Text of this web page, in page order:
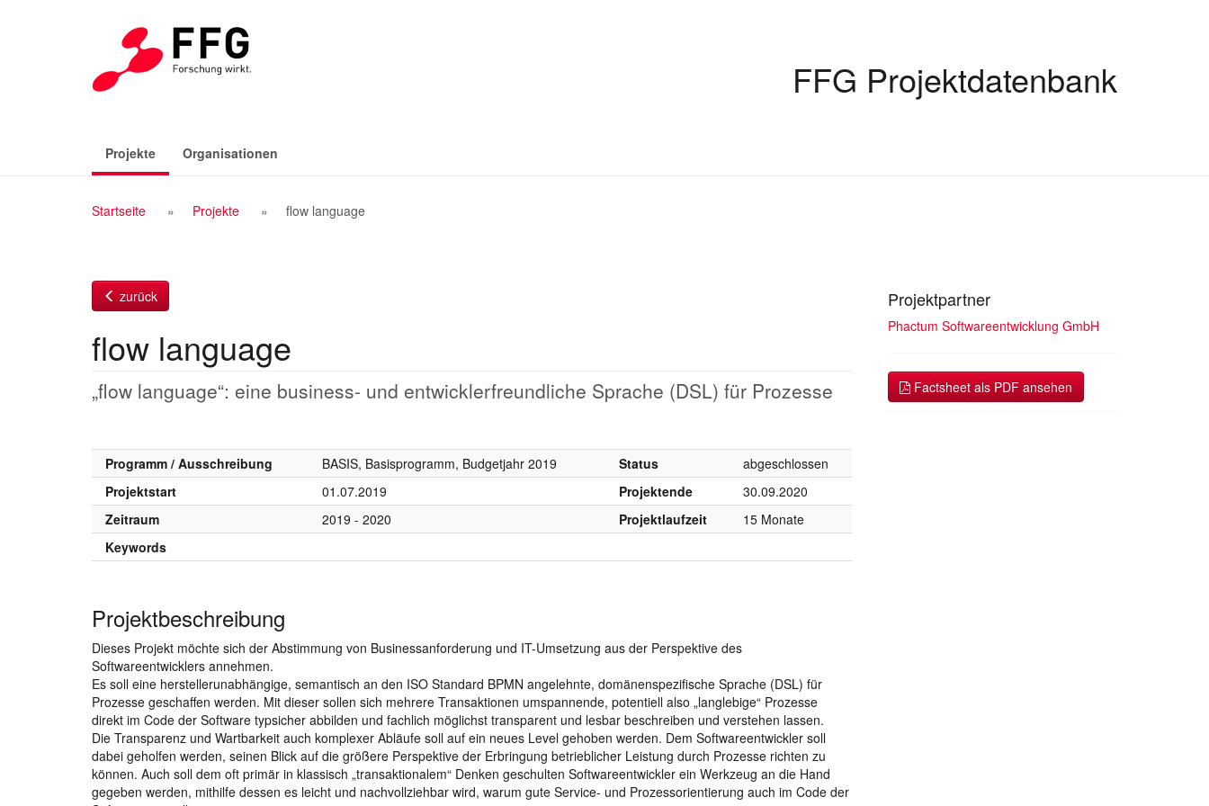
FFG Projektdatenbank
Projekte(aktiv)Organisationen
Breadcrumb
Startseite Projekte flow language
zurück
flow language
„flow language“: eine business- und entwicklerfreundliche Sprache (DSL) für Prozesse
Programm / Ausschreibung BASIS, Basisprogramm, Budgetjahr 2019 Status
abgeschlossen
Projektstart
01.07.2019 Projektende
30.09.2020
Zeitraum
2019 - 2020 Projektlaufzeit
15 Monate
Keywords
Projektbeschreibung
Dieses Projekt möchte sich der Abstimmung von Businessanforderung und IT-Umsetzung aus der Perspektive des
Softwareentwicklers annehmen.
Es soll eine herstellerunabhängige, semantisch an den ISO Standard BPMN angelehnte, domänenspezifische Sprache (DSL) für
Prozesse geschaffen werden. Mit dieser sollen sich mehrere Transaktionen umspannende, potentiell also „langlebige“ Prozesse
direkt im Code der Software typsicher abbilden und fachlich möglichst transparent und lesbar beschreiben und verstehen lassen.
Die Transparenz und Wartbarkeit auch komplexer Abläufe soll auf ein neues Level gehoben werden. Dem Softwareentwickler soll
dabei geholfen werden, seinen Blick auf die größere Perspektive der Erbringung betrieblicher Leistung durch Prozesse richten zu
können. Auch soll dem oft primär in klassisch „transaktionalem“ Denken geschulten Softwareentwickler ein Werkzeug an die Hand
gegeben werden, mithilfe dessen es leicht und nachvollziehbar wird, warum gute Service- und Prozessorientierung auch im Code der
Projektpartner
Phactum Softwareentwicklung GmbH
Factsheet als PDF ansehen